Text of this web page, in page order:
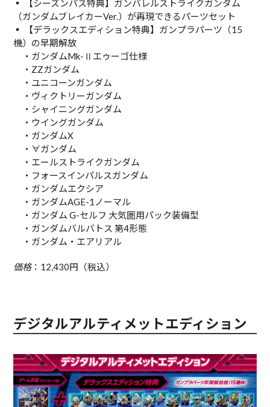
▪︎ 【シーズンパス特典】ガンバレルストライクガンダム
（ガンダムブレイカーVer.）が再現できるパーツセット
▪︎ 【デラックスエディション特典】ガンプラパーツ（15
機）の早期解放
・ガンダムMk-Ⅱエゥーゴ仕様
・ZZガンダム
・ユニコーンガンダム
・ヴィクトリーガンダム
・シャイニングガンダム
・ウイングガンダム
・ガンダムX
・∀ガンダム
・エールストライクガンダム
・フォースインパルスガンダム
・ガンダムエクシア
・ガンダムAGE-1ノーマル
・ガンダム G-セルフ 大気圏用パック装備型
・ガンダムバルバトス 第4形態
・ガンダム・エアリアル
価格：12,430円（税込）
デジタルアルティメットエディション